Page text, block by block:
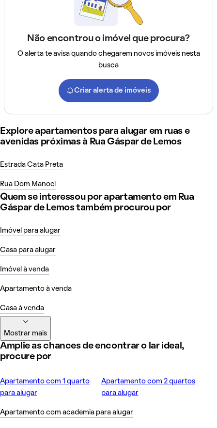
Não encontrou o imóvel que procura?
O alerta te avisa quando chegarem novos imóveis nesta
busca
Criar alerta de imóveis
Explore apartamentos para alugar em ruas e
avenidas próximas à Rua Gáspar de Lemos
Estrada Cata Preta
Rua Dom Manoel
Quem se interessou por apartamento em Rua
Gáspar de Lemos também procurou por
Imóvel para alugar
Casa para alugar
Imóvel à venda
Apartamento à venda
Casa à venda
Mostrar mais
Amplie as chances de encontrar o lar ideal,
procure por
Apartamento com 1 quarto
para alugar
Apartamento com 2 quartos
para alugar
Apartamento com academia para alugar